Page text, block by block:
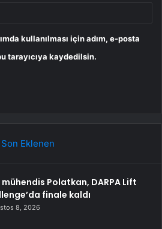
kullanılması için adım, e-posta
tarayıcıya kaydedilsin.
Son Eklenen
mühendis Polatkan, DARPA Lift
finale kaldı
8, 2026